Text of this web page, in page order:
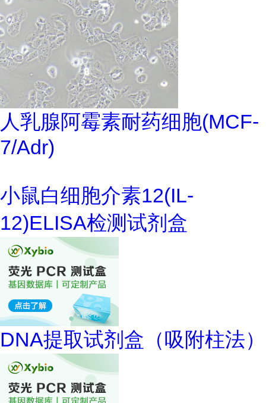
人乳腺阿霉素耐药细胞(MCF-
7/Adr)
小鼠白细胞介素12(IL-
12)ELISA检测试剂盒
DNA提取试剂盒（吸附柱法）